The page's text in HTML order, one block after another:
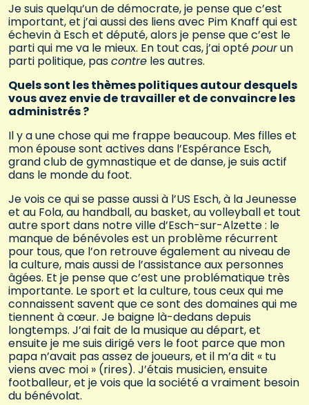
Je suis quelqu’un de démocrate, je pense que c’est
important, et j’ai aussi des liens avec Pim Knaff qui est
échevin à Esch et député, alors je pense que c’est le
parti qui me va le mieux. En tout cas, j’ai optépourun
parti politique, pascontre les autres.
Quels sont les thèmes politiques autour desquels
vous avez envie de travailler et de convaincre les
administrés ?
Il y a une chose qui me frappe beaucoup. Mes filles et
mon épouse sont actives dans l’Espérance Esch,
grand club de gymnastique et de danse, je suis actif
dans le monde du foot.
Je vois ce qui se passe aussi à l’US Esch, à la Jeunesse
et au Fola, au handball, au basket, au volleyball et tout
autre sport dans notre ville d’Esch-sur-Alzette : le
manque de bénévoles est un problème récurrent
pour tous, que l’on retrouve également au niveau de
la culture, mais aussi de l’assistance aux personnes
âgées. Et je pense que c’est une problématique très
importante. Le sport et la culture, tous ceux qui me
connaissent savent que ce sont des domaines qui me
tiennent à cœur. Je baigne là-dedans depuis
longtemps. J’ai fait de la musique au départ, et
ensuite je me suis dirigé vers le foot parce que mon
papa n’avait pas assez de joueurs, et il m’a dit « tu
viens avec moi » (rires). J’étais musicien, ensuite
footballeur, et je vois que la société a vraiment besoin
du bénévolat.